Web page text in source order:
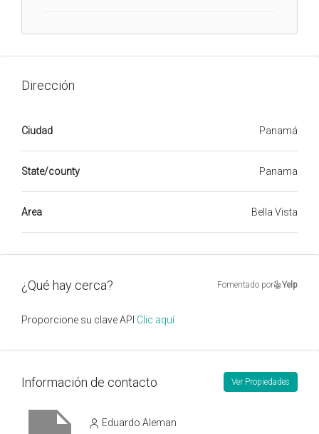
Dirección
Ciudad Panamá
State/county Panama
Area Bella Vista
¿Qué hay cerca? Fomentado por Yelp
Proporcione su clave API Clic aquí
Información de contacto Ver Propiedades
Eduardo Aleman